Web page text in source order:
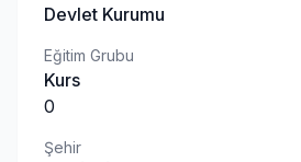
Devlet Kurumu
Eğitim Grubu
Kurs
0
Şehir